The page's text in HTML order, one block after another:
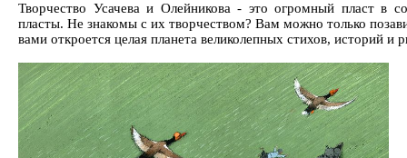
Творчество Усачева и Олейникова - это огромный пласт в
пласты. Не знакомы с их творчеством? Вам можно только
вами откроется целая планета великолепных стихов, историй и